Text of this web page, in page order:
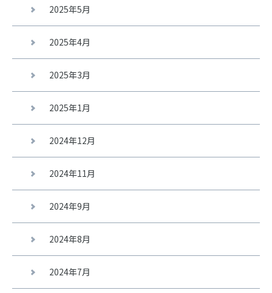
2025年5月
2025年4月
2025年3月
2025年1月
2024年12月
2024年11月
2024年9月
2024年8月
2024年7月